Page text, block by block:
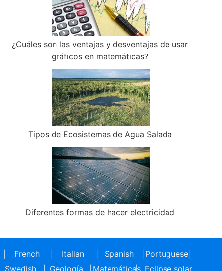
¿Cuáles son las ventajas y desventajas de usar
gráficos en matemáticas?
Tipos de Ecosistemas de Agua Salada
Diferentes formas de hacer electricidad
French Italian Spanish Portuguese|
Swedish
Geología Matemáticas Eclipse solar